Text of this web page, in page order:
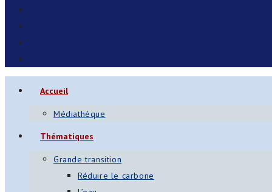
Accueil
Médiathèque
Thématiques
Grande transition
Réduire le carbone